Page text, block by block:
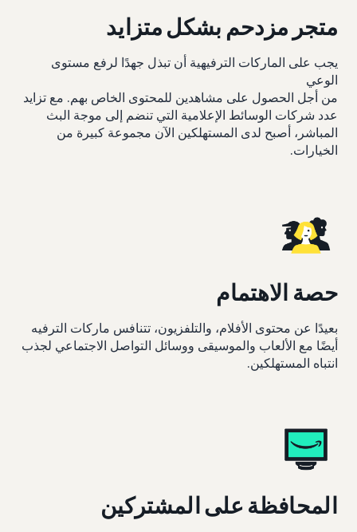
متجر مزدحم بشكل متزايد
يجب على الماركات الترفيهية أن تبذل جهدًا لرفع مستوى
الوعي
من أجل الحصول على مشاهدين للمحتوى الخاص بهم. مع تزايد
عدد شركات الوسائط الإعلامية التي تنضم إلى موجة البث
المباشر، أصبح لدى المستهلكين الآن مجموعة كبيرة من
الخيارات.
حصة الاهتمام
بعيدًا عن محتوى الأفلام، والتلفزيون، تتنافس ماركات الترفيه
أيضًا مع الألعاب والموسيقى ووسائل التواصل الاجتماعي لجذب
انتباه المستهلكين.
المحافظة على المشتركين